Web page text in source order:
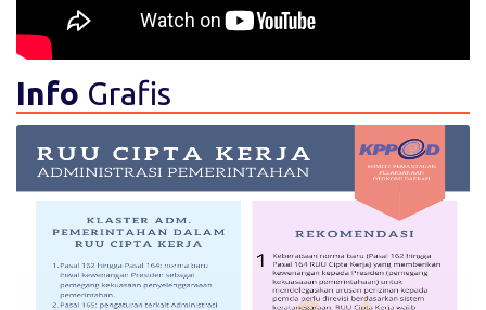
Info Grafis